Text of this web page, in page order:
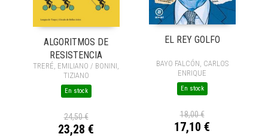
ALGORITMOS DE
RESISTENCIA
TRERÉ, EMILIANO / BONINI,
TIZIANO
En stock
24,50 €
23,28 €
EL REY GOLFO
BAYO FALCÓN, CARLOS
ENRIQUE
En stock
18,00 €
17,10 €